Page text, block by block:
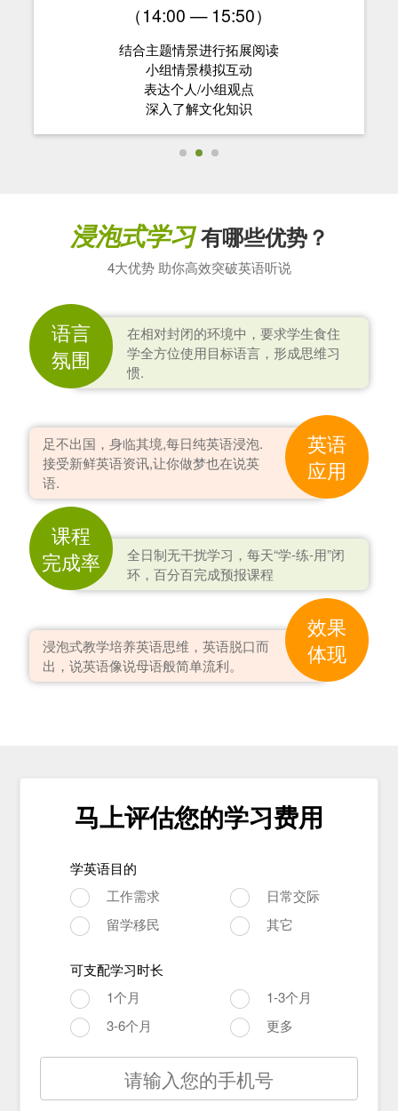
（14:00 — 15:50）
结合主题情景进行拓展阅读
小组情景模拟互动
表达个人/小组观点
深入了解文化知识
浸泡式学习有哪些优势？
4大优势 助你高效突破英语听说
语言
氛围
在相对封闭的环境中，要求学生食住
学全方位使用目标语言，形成思维习
惯.
英语
应用
足不出国，身临其境,每日纯英语浸泡.
接受新鲜英语资讯,让你做梦也在说英
语.
课程
完成率
全日制无干扰学习，每天“学-练-用”闭
环，百分百完成预报课程
效果
体现
浸泡式教学培养英语思维，英语脱口而
出，说英语像说母语般简单流利。
马上评估您的学习费用
学英语目的
工作需求
日常交际
留学移民
其它
可支配学习时长
1个月
1-3个月
3-6个月
更多